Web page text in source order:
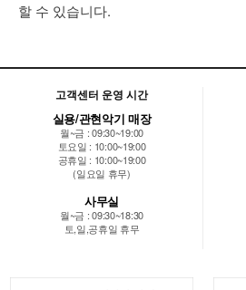
할 수 있습니다.
고객센터 운영 시간
실용/관현악기 매장
월~금 : 09:30~19:00
토요일 : 10:00~19:00
공휴일 : 10:00~19:00
(일요일 휴무)
사무실
월~금 : 09:30~18:30
토,일,공휴일 휴무